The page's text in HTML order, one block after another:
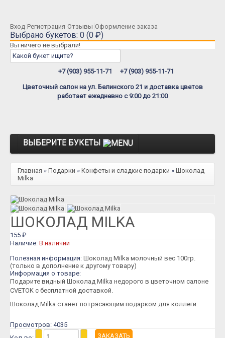
Вход Регистрация Отзывы Оформление заказа
Выбрано букетов: 0 (0 ₽)
Вы ничего не выбрали!
+7 (903) 955-11-71 +7 (903) 955-11-71
Цветочный салон на ул. Белинского 21 и доставка цветов
работает ежедневно с 9:00 до 21:00
ВЫБЕРИТЕ БУКЕТЫ
Розы
Розы Премиум
Розы Эквадор
Розы Мордовия
Розы Французские
Розы Поштучно
Букеты из ирисов
Главная » Подарки » Конфеты и сладкие подарки » Шоколад
Milka
ШОКОЛАД MILKA
155 ₽
Наличие: В наличии
Полезная информация: Шоколад Milka молочный вес 100гр.
(только в дополнение к другому товару)
Информация о товаре:
Подарите видный Шоколад Milka недорого в цветочном салоне
CVETOK с бесплатной доставкой.
Шоколад Milka станет потрясающим подарком для коллеги.
Просмотров: 4035